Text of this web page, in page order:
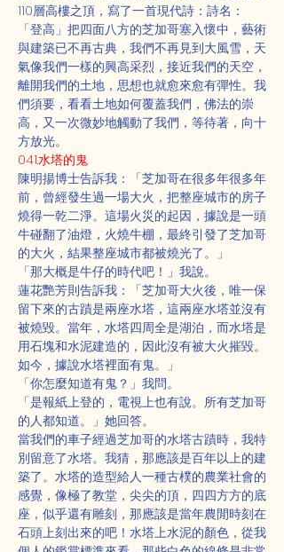
110層高樓之頂，寫了一首現代詩：詩名：
「登高」把四面八方的芝加哥塞入懷中，藝術
與建築已不再古典，我們不再見到大風雪，天
氣像我們一樣的興高采烈，接近我們的天空，
離開我們的土地，思想也就愈來愈有彈性。我
們須要，看看土地如何覆蓋我們，佛法的崇
高，又一次微妙地觸動了我們，等待著，向十
方放光。
041.水塔的鬼
陳明揚博士告訴我：「芝加哥在很多年很多年
前，曾經發生過一場大火，把整座城市的房子
燒得一乾二淨。這場火災的起因，據說是一頭
牛碰翻了油燈，火燒牛棚，最終引發了芝加哥
的大火，結果整座城市都被燒光了。」
「那大概是牛仔的時代吧！」我說。
蓮花艷芳則告訴我：「芝加哥大火後，唯一保
留下來的古蹟是兩座水塔，這兩座水塔並沒有
被燒毀。當年，水塔四周全是湖泊，而水塔是
用石塊和水泥建造的，因此沒有被大火摧毀。
如今，據說水塔裡面有鬼。」
「你怎麼知道有鬼？」我問。
「是報紙上登的，電視上也有說。所有芝加哥
的人都知道。」她回答。
當我們的車子經過芝加哥的水塔古蹟時，我特
別留意了水塔。我猜，那應該是百年以上的建
築了。水塔的造型給人一種古樸的農業社會的
感覺，像極了教堂，尖尖的頂，四四方方的底
座，似乎還有雕刻，那應該是當年農閒時刻在
石頭上刻出來的吧！水塔上水泥的顏色，從我